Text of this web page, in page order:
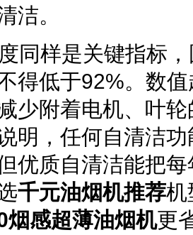
洁。
同样是关键指标
得低于92%。数
少附着电机、叶
明，任何自清洁
优质自清洁能把
千元油烟机推荐机
烟感超薄油烟机更